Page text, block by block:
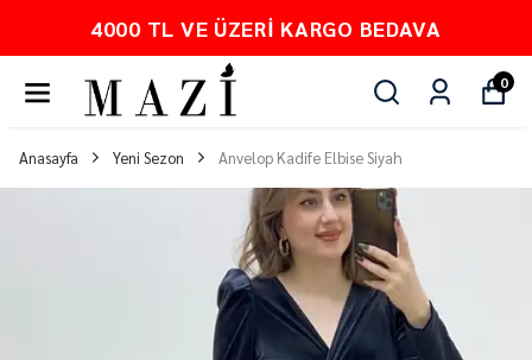
4000 TL VE ÜZERI KARGO BEDAVA
0
Anasayfa Yeni Sezon Anvelop Kadife Elbise Siyah